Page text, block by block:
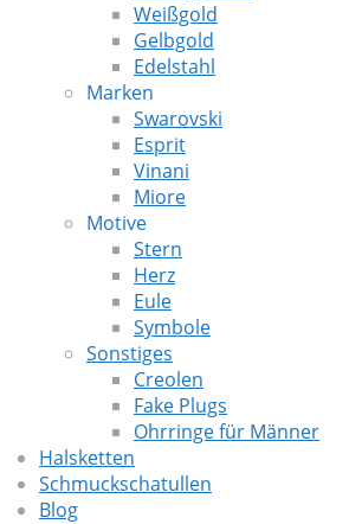
Weißgold
Gelbgold
Edelstahl
Marken
Swarovski
Esprit
Vinani
Miore
Motive
Stern
Herz
Eule
Symbole
Sonstiges
Creolen
Fake Plugs
Ohrringe für Männer
Halsketten
Schmuckschatullen
Blog